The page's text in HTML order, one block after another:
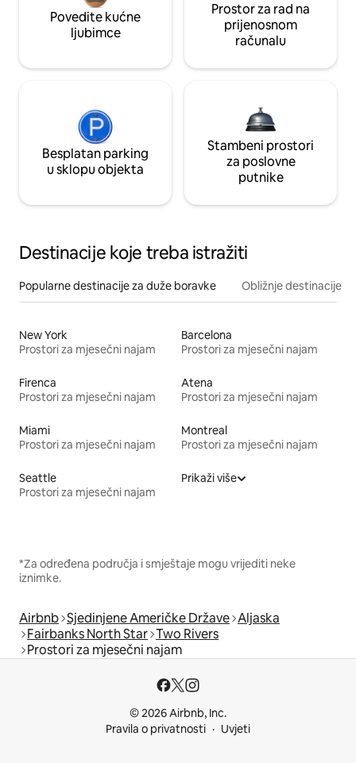
Povedite kućne
ljubimce
Prostor za rad na
prijenosnom
računalu
Besplatan parking
u sklopu objekta
Stambeni prostori
za poslovne
putnike
Destinacije koje treba istražiti
Popularne destinacije za duže boravke Obližnje destinacije
New York
Prostori za mjesečni najam
Barcelona
Prostori za mjesečni najam
Firenca
Prostori za mjesečni najam
Atena
Prostori za mjesečni najam
Miami
Prostori za mjesečni najam
Montreal
Prostori za mjesečni najam
Seattle
Prostori za mjesečni najam
Prikaži više
*Za određena područja i smještaje mogu vrijediti neke
iznimke.
Airbnb Sjedinjene Američke Države Aljaska
Fairbanks North Star Two Rivers
Prostori za mjesečni najam
© 2026 Airbnb, Inc.
Pravila o privatnosti
Uvjeti